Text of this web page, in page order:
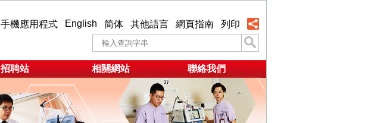
手機應用程式 English 简体 其他語言 網頁指南 列印
招聘站 相關網站 聯絡我們